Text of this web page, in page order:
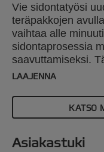
Vie sidontatyösi
teräpakkojen
vaihtaa alle
sidontaprosessia
saavuttamiseksi.
teräpakka on
valikoimaan
parantaa
LAAJENNA
KATSO
Asiakastuki